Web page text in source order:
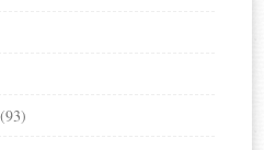
(93)